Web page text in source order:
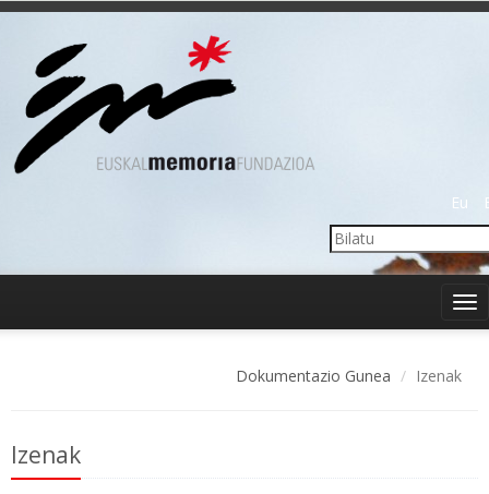
Eu
Dokumentazio Gunea Izenak
Izenak